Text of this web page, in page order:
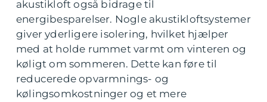
akustikloft også bidrage til
energibesparelser. Nogle akustikloftsystemer
giver yderligere isolering, hvilket hjælper
med at holde rummet varmt om vinteren og
køligt om sommeren. Dette kan føre til
reducerede opvarmnings- og
kølingsomkostninger og et mere